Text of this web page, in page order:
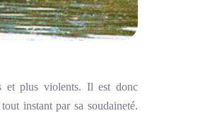
et plus violents. Il est donc
instant par sa soudaineté.